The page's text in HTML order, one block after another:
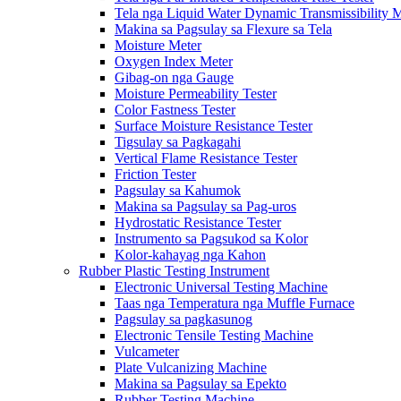
Tela nga Liquid Water Dynamic Transmissibility
Makina sa Pagsulay sa Flexure sa Tela
Moisture Meter
Oxygen Index Meter
Gibag-on nga Gauge
Moisture Permeability Tester
Color Fastness Tester
Surface Moisture Resistance Tester
Tigsulay sa Pagkagahi
Vertical Flame Resistance Tester
Friction Tester
Pagsulay sa Kahumok
Makina sa Pagsulay sa Pag-uros
Hydrostatic Resistance Tester
Instrumento sa Pagsukod sa Kolor
Kolor-kahayag nga Kahon
Rubber Plastic Testing Instrument
Electronic Universal Testing Machine
Taas nga Temperatura nga Muffle Furnace
Pagsulay sa pagkasunog
Electronic Tensile Testing Machine
Vulcameter
Plate Vulcanizing Machine
Makina sa Pagsulay sa Epekto